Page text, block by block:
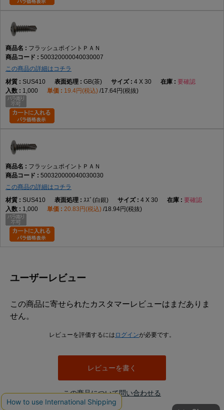
この商品について問い合わせる
フラッシュポイントＰＡＮ
500320000040030007
この商品の詳細はコチラ
SUS410
GB(茶) 4 X 30
要確認
1,000
19.4円(税込) 17.64円(税抜)
フラッシュポイントＰＡＮ
500320000040030030
この商品の詳細はコチラ
SUS410
ｽｽﾞ(白銀) 4 X 30
要確認
1,000
20.83円(税込) 18.94円(税抜)
ユーザーレビュー
この商品に寄せられたカスタマーレビューはまだありま
せん。
レビューを評価するには ログインが必要です。
レビューを書く